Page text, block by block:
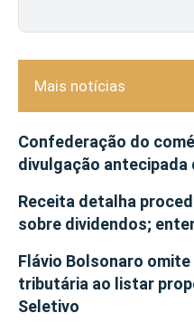
Mais notícias
Confederação do
divulgação antecipada
Receita detalha
sobre dividendos;
Flávio Bolsonaro omite
tributária ao listar
Seletivo